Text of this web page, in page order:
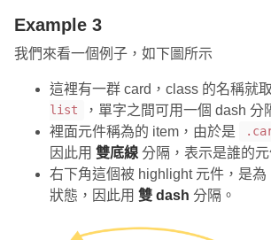
Example 3
我們來看一個例子，如下圖所示
這裡有一群 card，class 的名稱就
list
，單字之間可用一個 dash 分
裡面元件稱為的 item，由於是
因此用 雙底線 分隔，表示是誰的元
右下角這個被 highlight 元件，是
狀態，因此用 雙 dash 分隔。